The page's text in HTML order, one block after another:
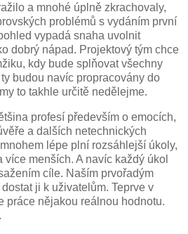
a mnohé úplně zkrachovaly,
problémů s vydáním první
vypadá snaha uvolnit
dobrý nápad. Projektový tým chce
kdy bude splňovat všechny
budou navíc propracovány do
to takhle určitě nedělejme.
profesí především o emocích,
a dalších netechnických
lépe plní rozsáhlejší úkoly,
menších. A navíc každý úkol
cíle. Naším prvořadým
ji k uživatelům. Teprve v
práce nějakou reálnou hodnotu.